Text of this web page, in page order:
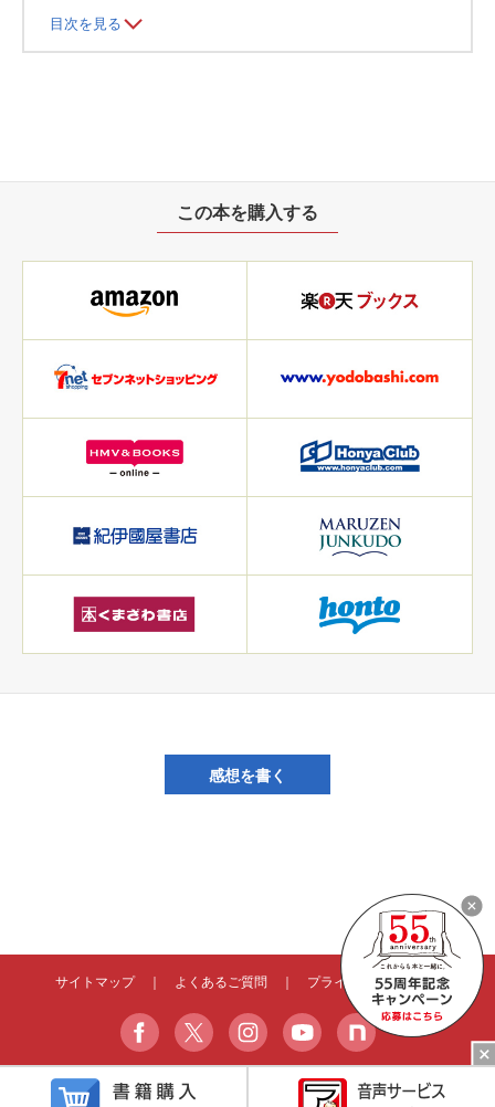
目次を見る
この本を購入する
感想を書く
サイトマップ｜ よくあるご質問 プライバシーポリシー